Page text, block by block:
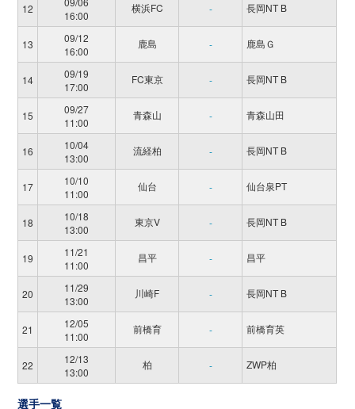
12
16:00
横浜FC - 長岡NT B
13
09/12
16:00
鹿島 - 鹿島Ｇ
14
09/19
17:00
FC東京 - 長岡NT B
15
09/27
11:00
青森山 - 青森山田
16
10/04
13:00
流経柏 - 長岡NT B
17
10/10
11:00
仙台 - 仙台泉PT
18
10/18
13:00
東京V - 長岡NT B
19
11/21
11:00
昌平 - 昌平
20
11/29
13:00
川崎F - 長岡NT B
21
12/05
11:00
前橋育 - 前橋育英
22
12/13
13:00
柏 - ZWP柏
選手一覧